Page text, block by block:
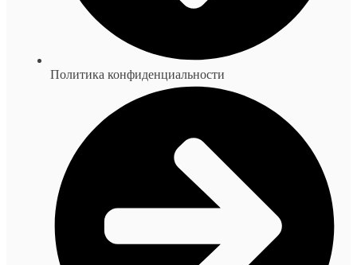
Политика конфиденциальности